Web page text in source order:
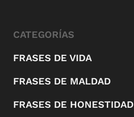
CATEGORÍAS
FRASES DE VIDA
FRASES DE MALDAD
FRASES DE HONESTIDAD